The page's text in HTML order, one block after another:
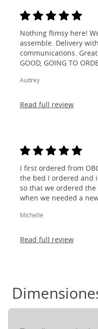
Nothing flimsy here!
assemble. Delivery
communications.
GOOD, GOING TO
Audrey
Read full review
I first ordered from
the bed I ordered and
so that we ordered
when we needed a
Michelle
Read full review